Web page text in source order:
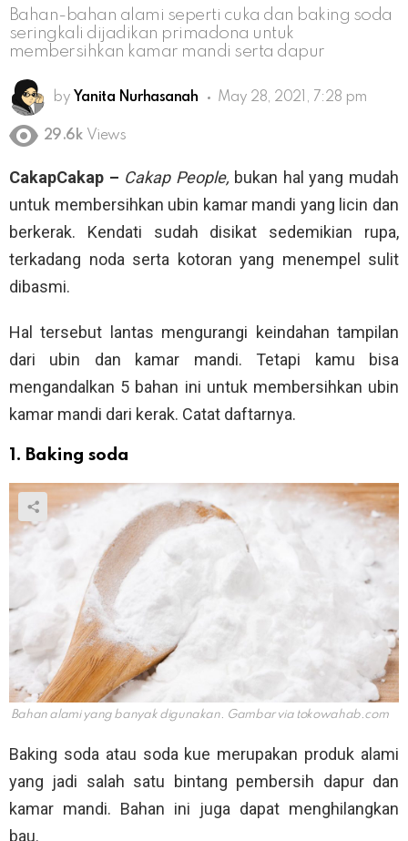
Bahan-bahan alami seperti cuka dan baking soda
seringkali dijadikan primadona untuk
membersihkan kamar mandi serta dapur
by Yanita Nurhasanah May 28, 2021, 7:28 pm
29.6k Views
CakapCakap – Cakap People, bukan hal yang mudah
untuk membersihkan ubin kamar mandi yang licin dan
berkerak. Kendati sudah disikat sedemikian rupa,
terkadang noda serta kotoran yang menempel sulit
dibasmi.
Hal tersebut lantas mengurangi keindahan tampilan
dari ubin dan kamar mandi. Tetapi kamu bisa
mengandalkan 5 bahan ini untuk membersihkan ubin
kamar mandi dari kerak. Catat daftarnya.
1. Baking soda
Bahan alami yang banyak digunakan. Gambar viatokowahab.com
Baking soda atau soda kue merupakan produk alami
yang jadi salah satu bintang pembersih dapur dan
kamar mandi. Bahan ini juga dapat menghilangkan
bau.